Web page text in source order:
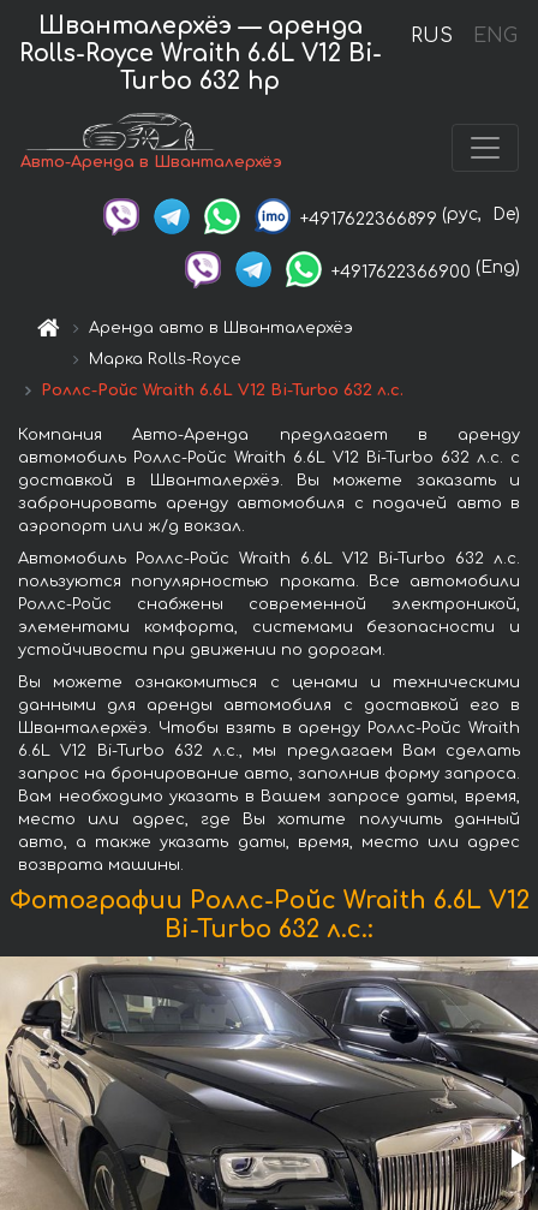
RUS ENG
Шванталерхёэ — аренда
Rolls-Royce Wraith 6.6L V12 Bi-
Turbo 632 hp
Авто-Аренда в Шванталерхёэ
+4917622366899 (рус, De)
+4917622366900 (Eng)
Аренда авто в Шванталерхёэ
Марка Rolls-Royce
Роллс-Ройс Wraith 6.6L V12 Bi-Turbo 632 л.с.
Компания Авто-Аренда предлагает в аренду
автомобиль Роллс-Ройс Wraith 6.6L V12 Bi-Turbo 632 л.с. с
доставкой в Шванталерхёэ. Вы можете заказать и
забронировать аренду автомобиля с подачей авто в
аэропорт или ж/д вокзал.
Автомобиль Роллс-Ройс Wraith 6.6L V12 Bi-Turbo 632 л.с.
пользуются популярностью проката. Все автомобили
Роллс-Ройс снабжены современной электроникой,
элементами комфорта, системами безопасности и
устойчивости при движении по дорогам.
Вы можете ознакомиться с ценами и техническими
данными для аренды автомобиля с доставкой его в
Шванталерхёэ. Чтобы взять в аренду Роллс-Ройс Wraith
6.6L V12 Bi-Turbo 632 л.с., мы предлагаем Вам сделать
запрос на бронирование авто, заполнив форму запроса.
Вам необходимо указать в Вашем запросе даты, время,
место или адрес, где Вы хотите получить данный
авто, а также указать даты, время, место или адрес
возврата машины.
Фотографии Роллс-Ройс Wraith 6.6L V12
Bi-Turbo 632 л.с.: